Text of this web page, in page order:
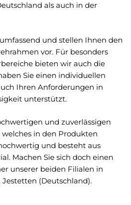
als auch in der
und stellen Ihnen den
vor. Für besonders
bieten wir auch die
Sie einen individuellen
Ihren Anforderungen in
unterstützt.
und zuverlässigen
welches in den Produkten
und besteht aus
Machen Sie sich doch einen
unserer beiden Filialen in
Jestetten (Deutschland).